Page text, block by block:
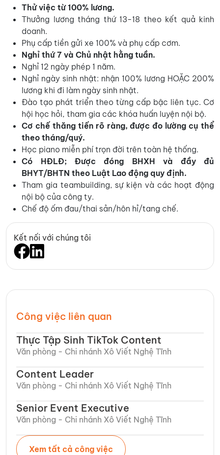
Thử việc từ 100% lương.
Thưởng lương tháng thứ 13-18 theo kết quả kinh
doanh.
Phụ cấp tiền gửi xe 100% và phụ cấp cơm.
Nghỉ thứ 7 và Chủ nhật hằng tuần.
Nghỉ 12 ngày phép 1 năm.
Nghỉ ngày sinh nhật: nhận 100% lương HOẶC 200%
lương khi đi làm ngày sinh nhật.
Đào tạo phát triển theo từng cấp bậc liên tục. Cơ
hội học hỏi, tham gia các khóa huấn luyện nội bộ.
Cơ chế thăng tiến rõ ràng, được đo lường cụ thể
theo tháng/quý.
Học piano miễn phí trọn đời trên toàn hệ thống.
Có HĐLĐ;Được đóng BHXH và đầy đủ
BHYT/BHTN theo Luật Lao động quy định.
Tham gia teambuilding, sự kiện và các hoạt động
nội bộ của công ty.
Chế độ ốm đau/thai sản/hôn hỉ/tang chế.
Kết nối với chúng tôi
Công việc liên quan
Thực Tập Sinh TikTok Content
Văn phòng - Chi nhánh Xô Viết Nghệ Tĩnh​
Content Leader
Văn phòng - Chi nhánh Xô Viết Nghệ Tĩnh​
Senior Event Executive
Văn phòng - Chi nhánh Xô Viết Nghệ Tĩnh​
Xem tất cả công việc